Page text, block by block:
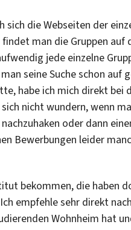
die Webseiten der
man die Gruppen auf
jede einzelne
seine Suche schon auf
habe ich mich direkt bei
nicht wundern, wenn
oder dann
Bewerbungen leider
bekommen, die haben
empfehle sehr direkt
Wohnheim hat